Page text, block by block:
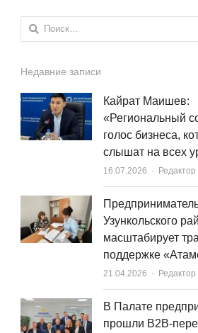
Найти:
Недавние записи
Кайрат Маишев:
«Региональный
голос бизнеса,
слышат на всех
16.07.2026 Author
Редактор
Узункольского
масштабирует
поддержке
21.04.2026 Author
Редактор
В Палате
прошли B2B-